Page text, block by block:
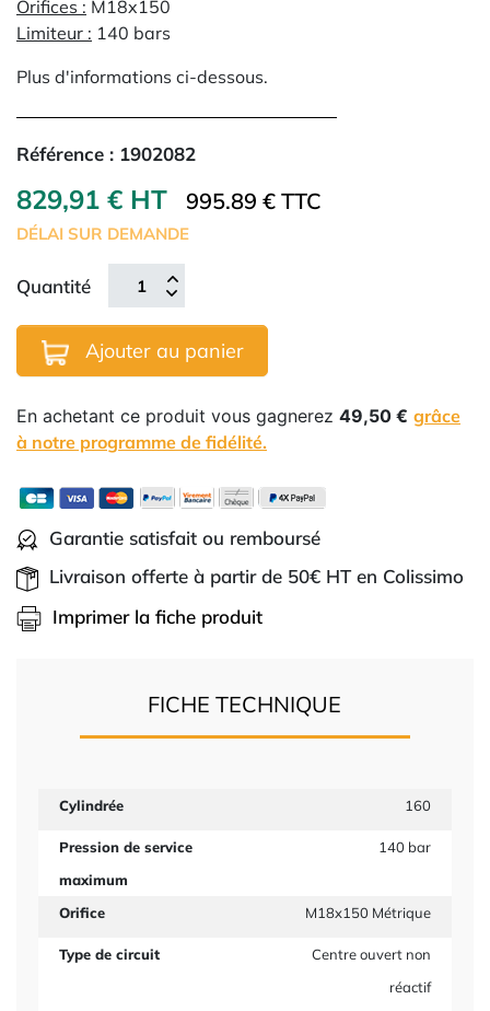
Orifices : M18x150
Limiteur : 140 bars
Plus d'informations ci-dessous.
Référence : 1902082
829,91 € HT 995.89 € TTC
DÉLAI SUR DEMANDE
Quantité
Ajouter au panier
En achetant ce produit vous gagnerez 49,50 € grâce
à notre programme de fidélité.
Garantie satisfait ou remboursé
Livraison offerte à partir de 50€ HT en Colissimo
Imprimer la fiche produit
FICHE TECHNIQUE
Cylindrée 160
Pression de service
maximum
140 bar
Orifice M18x150 Métrique
Type de circuit
Centre ouvert non
réactif